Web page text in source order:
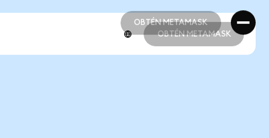
OBTÉN METAMASK
OBTÉN METAMASK
OBTÉN METAMASK